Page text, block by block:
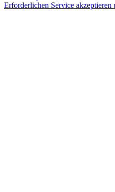
Erforderlichen Service akzeptieren